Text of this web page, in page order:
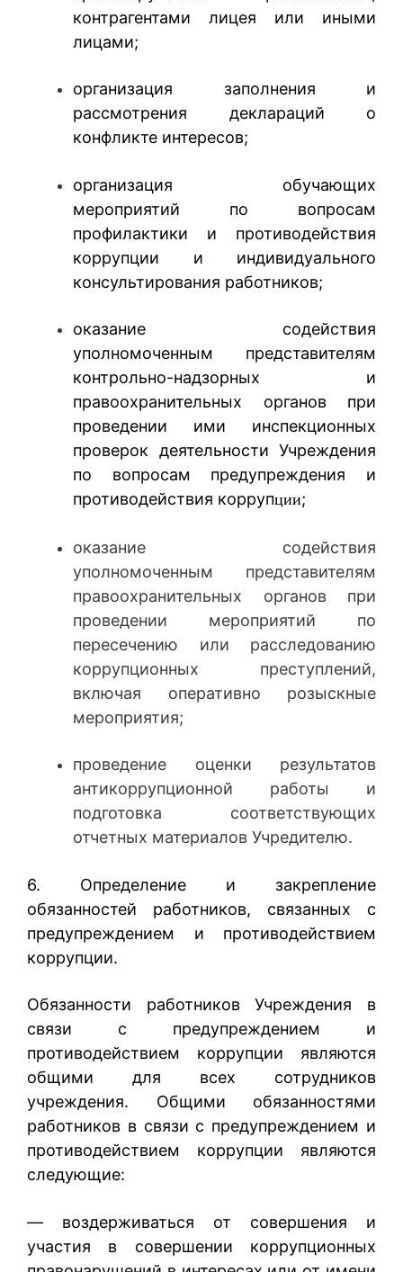
контрагентами лицея или иными
лицами;
организация заполнения и
рассмотрения деклараций о
конфликте интересов;
организация обучающих
мероприятий по вопросам
профилактики и противодействия
коррупции и индивидуального
консультирования работников;
оказание содействия
уполномоченным представителям
контрольно-надзорных и
правоохранительных органов при
проведении ими инспекционных
проверок деятельности Учреждения
по вопросам предупреждения и
противодействия коррупции;
оказание содействия
уполномоченным представителям
правоохранительных органов при
проведении мероприятий по
пересечению или расследованию
коррупционных преступлений,
включая оперативно розыскные
мероприятия;
проведение оценки результатов
антикоррупционной работы и
подготовка соответствующих
отчетных материалов Учредителю.
6. Определение и закрепление
обязанностей работников, связанных с
предупреждением и противодействием
коррупции.
Обязанности работников Учреждения в
связи с предупреждением и
противодействием коррупции являются
общими для всех сотрудников
учреждения. Общими обязанностями
работников в связи с предупреждением и
противодействием коррупции являются
следующие:
— воздерживаться от совершения и
участия в совершении коррупционных